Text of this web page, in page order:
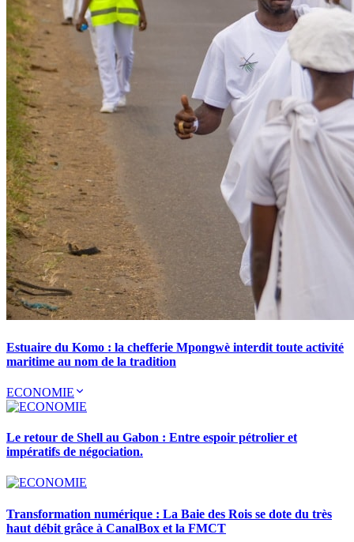
Estuaire du Komo : la chefferie Mpongwè interdit toute activité
maritime au nom de la tradition
ECONOMIE
Le retour de Shell au Gabon : Entre espoir pétrolier et
impératifs de négociation.
Transformation numérique : La Baie des Rois se dote du très
haut débit grâce à CanalBox et la FMCT